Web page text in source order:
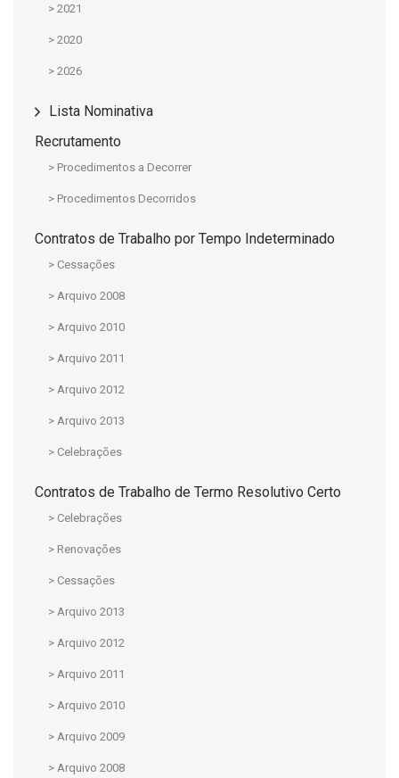
> 2021
> 2020
> 2026
Lista Nominativa
Recrutamento
> Procedimentos a Decorrer
> Procedimentos Decorridos
Contratos de Trabalho por Tempo Indeterminado
> Cessações
> Arquivo 2008
> Arquivo 2010
> Arquivo 2011
> Arquivo 2012
> Arquivo 2013
> Celebrações
Contratos de Trabalho de Termo Resolutivo Certo
> Celebrações
> Renovações
> Cessações
> Arquivo 2013
> Arquivo 2012
> Arquivo 2011
> Arquivo 2010
> Arquivo 2009
> Arquivo 2008